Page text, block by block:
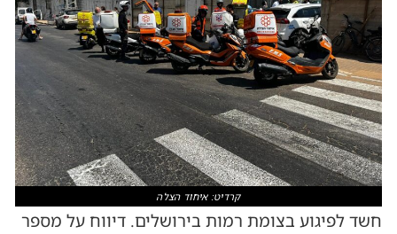
קרדיט: איחוד הצלה
חשד לפיגוע בצומת רמות בירושלים. דיווח על מספר